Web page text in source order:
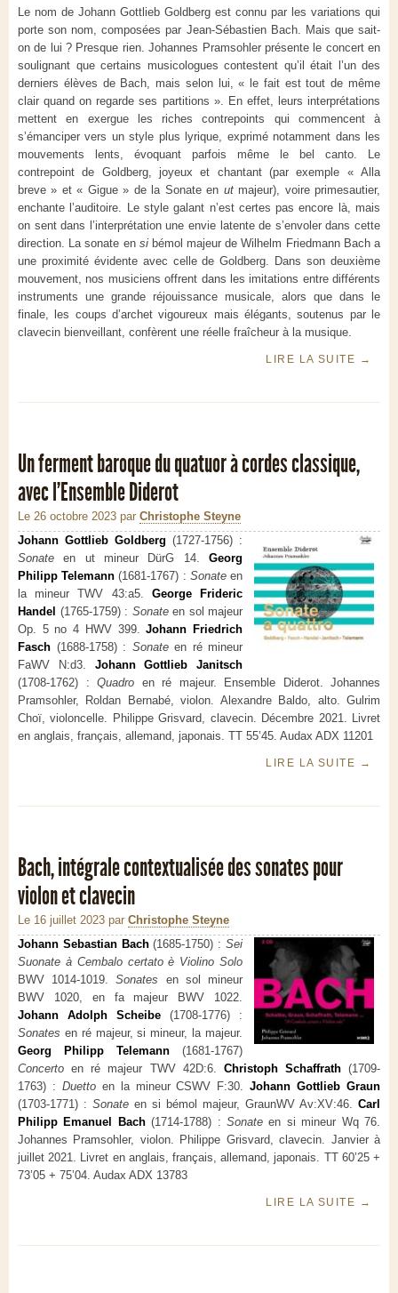
Le nom de Johann Gottlieb Goldberg est connu par les variations qui
porte son nom, composées par Jean-Sébastien Bach. Mais que sait-
on de lui ? Presque rien. Johannes Pramsohler présente le concert en
soulignant que certains musicologues contestent qu’il était l’un des
derniers élèves de Bach, mais selon lui, « le fait est tout de même
clair quand on regarde ses partitions ». En effet, leurs interprétations
mettent en exergue les riches contrepoints qui commencent à
s’émanciper vers un style plus lyrique, exprimé notamment dans les
mouvements lents, évoquant parfois même le bel canto. Le
contrepoint de Goldberg, joyeux et chantant (par exemple « Alla
breve » et « Gigue » de la Sonate en utmajeur), voire primesautier,
enchante l’auditoire. Le style galant n’est certes pas encore là, mais
on sent dans l’interprétation une envie latente de s’envoler dans cette
direction. La sonate en sibémol majeur de Wilhelm Friedmann Bach a
une proximité évidente avec celle de Goldberg. Dans son deuxième
mouvement, nos musiciens offrent dans les imitations entre différents
instruments une grande réjouissance musicale, alors que dans le
finale, les coups d’archet vigoureux mais élégants, soutenus par le
clavecin bienveillant, confèrent une réelle fraîcheur à la musique.
LIRE LA SUITE →
Un ferment baroque du quatuor à cordes classique,
avec l’Ensemble Diderot
Le 26 octobre 2023 par Christophe Steyne
Johann Gottlieb Goldberg (1727-1756) :
Sonate en ut mineur DürG 14. Georg
Philipp Telemann (1681-1767) : Sonateen
la mineur TWV 43:a5. George Frideric
Handel (1765-1759) : Sonateen sol majeur
Op. 5 no 4 HWV 399.Johann Friedrich
Fasch (1688-1758) : Sonateen ré mineur
FaWV N:d3. Johann Gottlieb Janitsch
(1708-1762) : Quadro en ré majeur. Ensemble Diderot. Johannes
Pramsohler, Roldan Bernabé, violon. Alexandre Baldo, alto. Gulrim
Choï, violoncelle. Philippe Grisvard, clavecin. Décembre 2021. Livret
en anglais, français, allemand, japonais. TT 55’45. Audax ADX 11201
LIRE LA SUITE →
Bach, intégrale contextualisée des sonates pour
violon et clavecin
Le 16 juillet 2023 par Christophe Steyne
Johann Sebastian Bach(1685-1750) :Sei
Suonate à Cembalo certato è Violino Solo
BWV 1014-1019.Sonates en sol mineur
BWV 1020, en fa majeur BWV 1022.
Johann Adolph Scheibe (1708-1776) :
Sonates en ré majeur, si mineur, la majeur.
Georg Philipp Telemann (1681-1767)
Concerto en ré majeur TWV 42D:6. Christoph Schaffrath(1709-
1763) : Duettoen la mineur CSWV F:30.Johann Gottlieb Graun
(1703-1771) : Sonate en si bémol majeur, GraunWV Av:XV:46. Carl
Philipp Emanuel Bach(1714-1788) :Sonate en si mineur Wq 76.
Johannes Pramsohler, violon. Philippe Grisvard, clavecin. Janvier à
juillet 2021. Livret en anglais, français, allemand, japonais. TT 60’25 +
73’05 + 75’04. Audax ADX 13783
LIRE LA SUITE →